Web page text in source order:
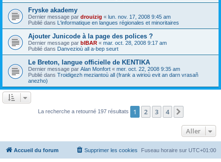
Fryske akademy
Dernier message par drouizig « lun. nov. 17, 2008 9:45 am
Publié dans L'informatique en langues régionales et minoritaires
Ajouter Junicode à la page des polices ?
Dernier message par bIBAR « mar. oct. 28, 2008 9:17 am
Publié dans Danvezioù all a-bep seurt
Le Breton, langue officielle de KENTIKA
Dernier message par Alan Monfort « mer. oct. 22, 2008 9:35 am
Publié dans Troidigezh meziantoù all (frank a wirioù evit an darn vrasañ
anezho)
La recherche a retourné 197 résultats 1 2 3 4
Aller
Accueil du forum Fuseau horaire sur UTC+01:00
Supprimer les cookies